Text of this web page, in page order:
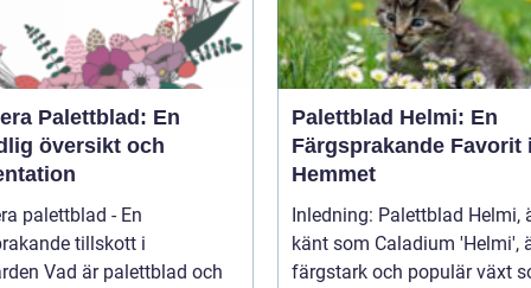
Palettblad: En
översikt och
palettblad - En
tillskott i
och
Palettblad Helmi: En
Färgsprakande Favorit
Hemmet
Inledning: Palettblad Helmi,
känt som Caladium 'Helmi',
färgstark och populär växt